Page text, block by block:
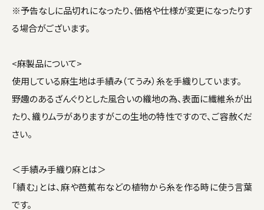
※予告なしに品切れになったり、価格や仕様が変更になったりす
る場合がございます。
<麻製品について>
使用している麻生地は手績み（てうみ）糸を手織りしています。
野趣のあるざんぐりとした風合いの織地の為、表面に繊維糸が出
たり、織りムラがありますがこの生地の特性ですので、ご容赦くだ
さい。
＜手績み手織り麻とは＞
「績む」とは、麻や芭蕉布などの植物から糸を作る時に使う言葉
です。